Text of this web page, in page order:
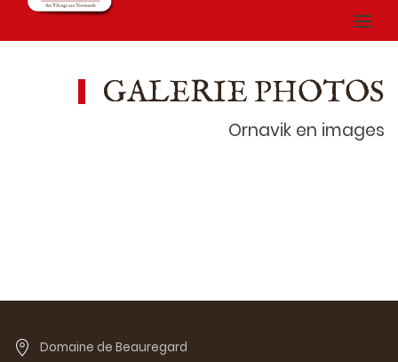
GALERIE PHOTOS
Ornavik en images
Domaine de Beauregard